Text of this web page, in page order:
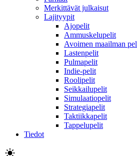
Merkittävät julkaisut
Lajityypit
Ajopelit
Ammuskelupelit
Avoimen maailman
Lastenpelit
Pulmapelit
Indie-pelit
Roolipelit
Seikkailupelit
Simulaatiopelit
Strategiapelit
Taktiikkapelit
Tappelupelit
Tiedot